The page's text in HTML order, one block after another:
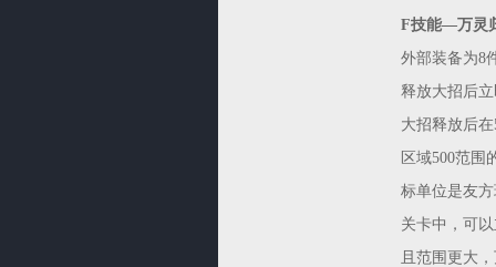
F技能—万灵
外部装备为8
释放大招后
大招释放后
区域500范围
标单位是友
关卡中，可
且范围更大